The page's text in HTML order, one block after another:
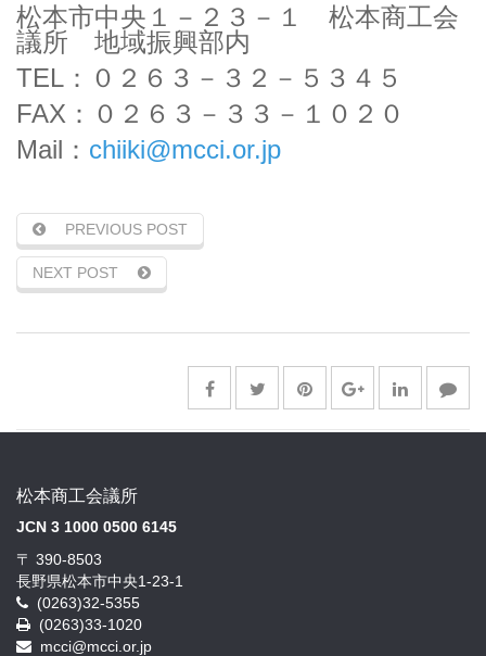
松本市中央１－２３－１ 松本商工会
議所 地域振興部内
TEL：０２６３－３２－５３４５
FAX：０２６３－３３－１０２０
Mail： chiiki@mcci.or.jp
PREVIOUS POST
NEXT POST
松本商工会議所
JCN 3 1000 0500 6145
〒 390-8503
長野県松本市中央1-23-1
(0263)32-5355
(0263)33-1020
mcci@mcci.or.jp